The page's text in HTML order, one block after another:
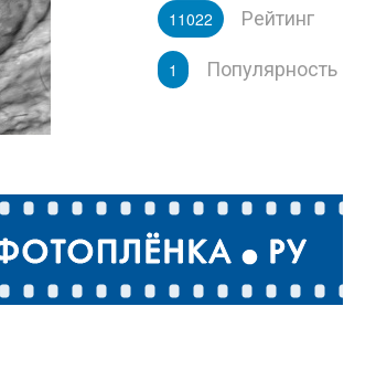
11022 Рейтинг
1 Популярность